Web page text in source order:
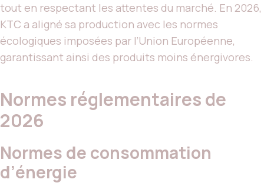
tout en respectant les attentes du marché. En 2026,
KTC a aligné sa production avec les normes
écologiques imposées par l’Union Européenne,
garantissant ainsi des produits moins énergivores.
Normes réglementaires de
2026
Normes de consommation
d’énergie